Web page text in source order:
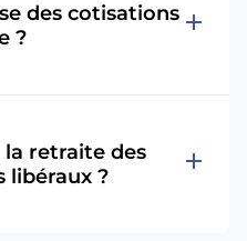
des cotisations
?
add
la retraite des
libéraux ?
add